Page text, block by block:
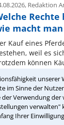
unserer
im Sinne der
Verwendung
verwalten"
Ihrer
Redaktion
macht
Kauf eines
weil es
können
bei ...